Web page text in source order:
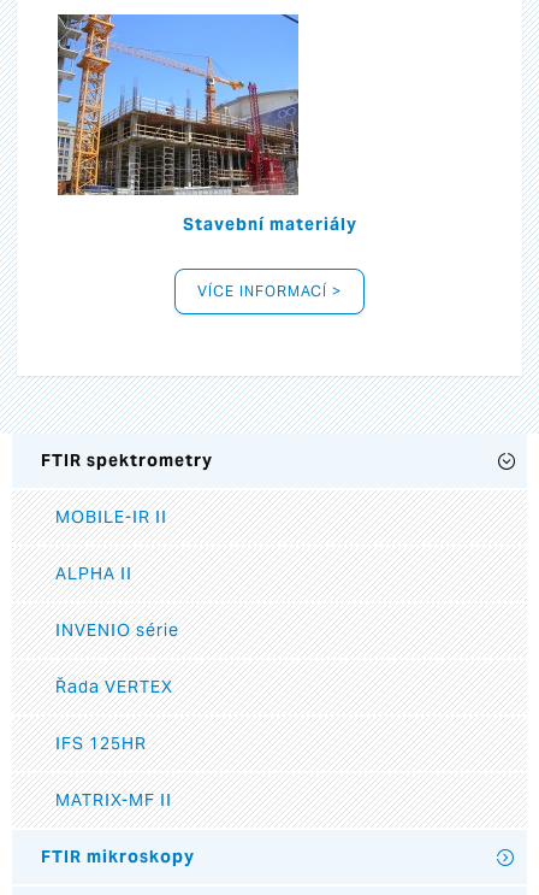
Stavební materiály
VÍCE INFORMACÍ >
FTIR spektrometry
MOBILE-IR II
ALPHA II
INVENIO série
Řada VERTEX
IFS 125HR
MATRIX-MF II
FTIR mikroskopy